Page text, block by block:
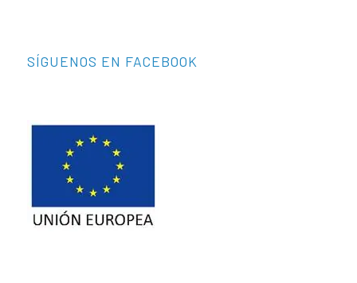
SÍGUENOS EN FACEBOOK